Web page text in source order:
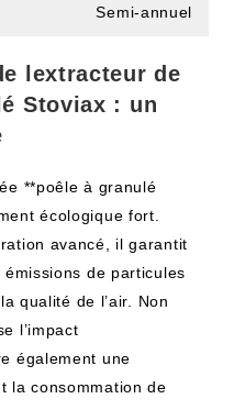
Semi-annuel
lextracteur de
Stoviax : un
**poêle à granulé
écologique fort.
avancé, il garantit
de particules
qualité de l’air. Non
l’impact
également une
la consommation de